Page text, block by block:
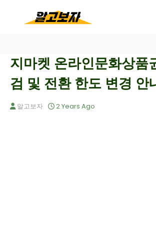
지마켓 온라인문화상품
검 및 전환 한도 변경 안
알고보자 2 Years Ago